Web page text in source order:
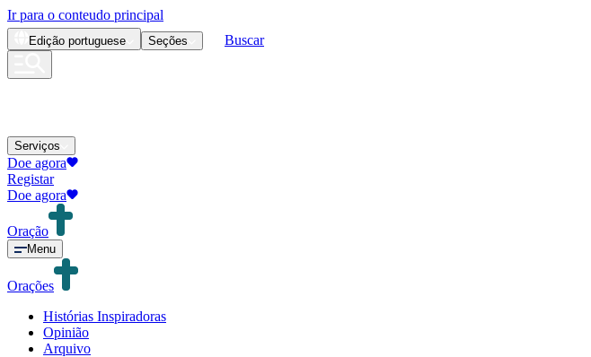
Ir para o conteudo principal
Edição portuguese Seções Buscar
Serviços
Doe agora
Registar
Doe agora
Oração
Menu
Orações
Histórias Inspiradoras
Opinião
Arquivo